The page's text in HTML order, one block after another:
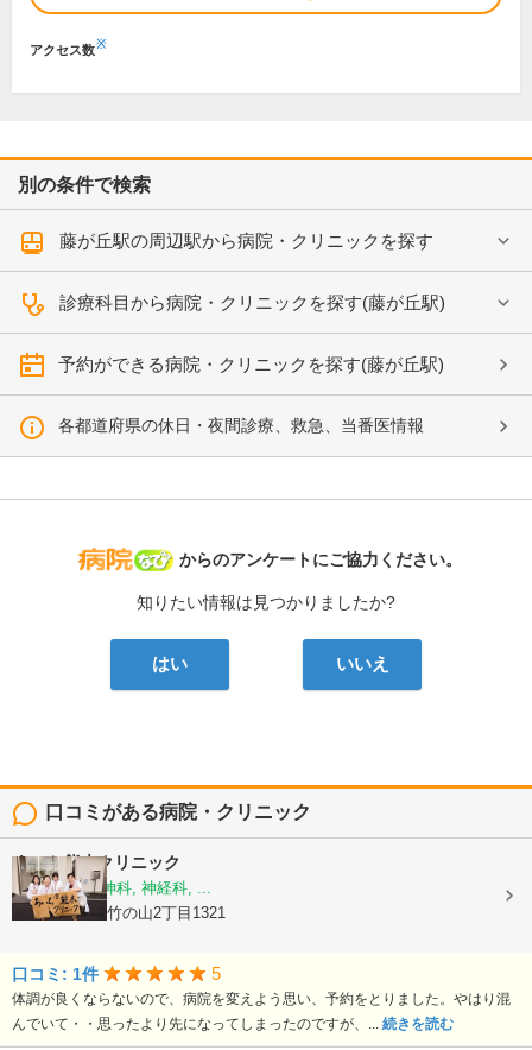
アクセス数※
別の条件で検索
藤が丘駅の周辺駅から病院・クリニックを探す
診療科目から病院・クリニックを探す(藤が丘駅)
予約ができる病院・クリニックを探す(藤が丘駅)
各都道府県の休日・夜間診療、救急、当番医情報
病院なび
からのアンケートにご協力ください。
知りたい情報は見つかりましたか?
はい いいえ
口コミがある病院・クリニック
あいち熊木クリニック
心療内科, 精神科, 神経科, ...
愛知県日進市竹の山2丁目1321
口コミ: 1件 5
体調が良くならないので、病院を変えよう思い、予約をとりました。やはり混
んでいて・・思ったより先になってしまったのですが、... 続きを読む